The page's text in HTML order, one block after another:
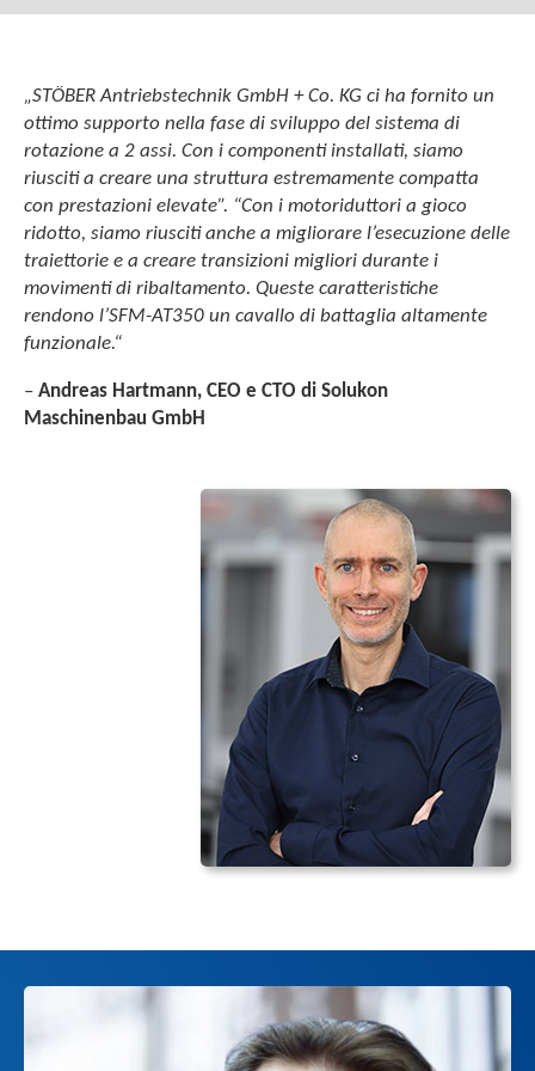
„STÖBER Antriebstechnik GmbH + Co. KG ci ha fornito un
ottimo supporto nella fase di sviluppo del sistema di
rotazione a 2 assi. Con i componenti installati, siamo
riusciti a creare una struttura estremamente compatta
con prestazioni elevate”. “Con i motoriduttori a gioco
ridotto, siamo riusciti anche a migliorare l’esecuzione delle
traiettorie e a creare transizioni migliori durante i
movimenti di ribaltamento. Queste caratteristiche
rendono l’SFM-AT350 un cavallo di battaglia altamente
funzionale.“
– Andreas Hartmann, CEO e CTO di Solukon
Maschinenbau GmbH